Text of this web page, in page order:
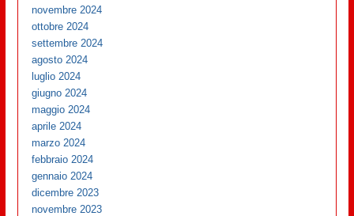
novembre 2024
ottobre 2024
settembre 2024
agosto 2024
luglio 2024
giugno 2024
maggio 2024
aprile 2024
marzo 2024
febbraio 2024
gennaio 2024
dicembre 2023
novembre 2023